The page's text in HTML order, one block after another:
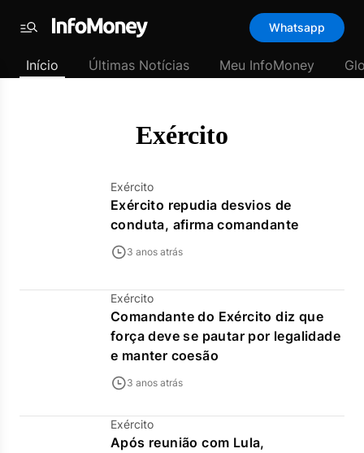
padrão
Últimas
Menu
Whatsapp
Início Últimas Notícias Meu InfoMoney
Exército
Exército
Exército repudia desvios de
conduta, afirma comandante
3 anos atrás
Exército
Comandante do Exército diz que
força deve se pautar por legalidade
e manter coesão
3 anos atrás
Exército
Após reunião com Lula,